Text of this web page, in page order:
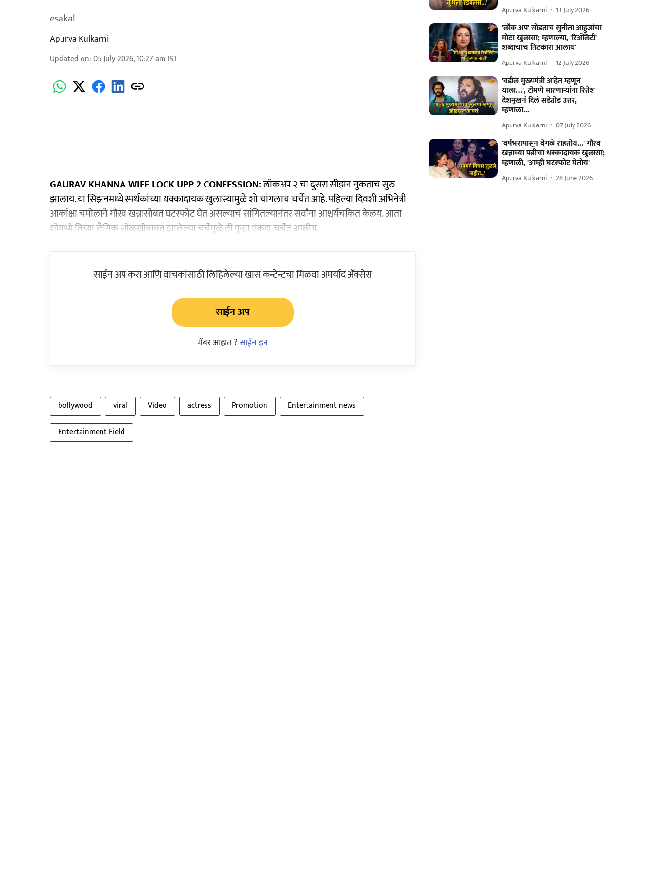
esakal
Apurva Kulkarni
Updated on:05 July 2026, 10:27 am IST
GAURAV KHANNA WIFE LOCK UPP 2 CONFESSION:लॉकअप २ चा दुसरा सीझन नुकताच सुरु
झालाय. या सिझनमध्ये स्पर्धकांच्या धक्कादायक खुलास्यामुळे शो चांगलाच चर्चेत आहे. पहिल्या दिवशी अभिनेत्री
आकांक्षा चमोलाने गौरव खन्नासोबत घटस्फोट घेत असल्याचं सांगितल्यानंतर सर्वांना आश्चर्यचकित केलय. आता
शोमध्ये तिच्या लैंगिक ओळखीबाबत झालेल्या चर्चेमुळे ती पुन्हा एकदा चर्चेत आलीय.
साईन अप करा आणि वाचकांसाठी लिहिलेल्या खास कन्टेन्टचा मिळवा अमर्याद ॲक्सेस
साईन अप
मेंबर आहात ?साईन इन
bollywood viral Video actress Promotion
Entertainment news
Entertainment Field
Apurva Kulkarni 13 July 2026
'लॉक अप' सोडताच सुनीता आहुजांचा
मोठा खुलासा; म्हणाल्या, 'रिअ‍ॅलिटी'
शब्दाचाच तिटकारा आलाय'
Apurva Kulkarni 12 July 2026
'वडील मुख्यमंत्री आहेत म्हणून
याला…', टोमणे मारणाऱ्यांना रितेश
देशमुखनं दिलं सडेतोड उत्तर,
म्हणाला...
Apurva Kulkarni 07 July 2026
'वर्षभरापासून वेगळे राहतोय...' गौरव
खन्नाच्या पत्नीचा धक्कादायक खुलासा;
म्हणाली, 'आम्ही घटस्फोट घेतोय'
Apurva Kulkarni 28 June 2026